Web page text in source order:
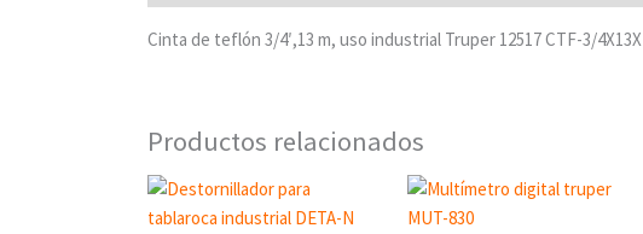
Cinta de teflón 3/4′,13 m, uso industrial Truper 12517 CTF-3/4X13X
Productos relacionados